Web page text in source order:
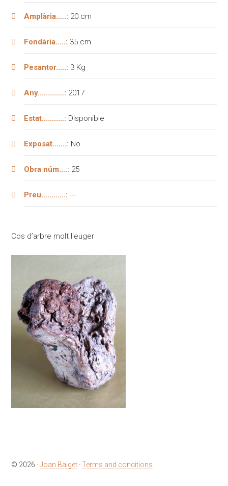
Amplària.....: 20 cm
Fondària.....: 35 cm
Pesantor.....: 3 Kg
Any.............: 2017
Estat...........: Disponible
Exposat.......: No
Obra núm....: 25
Preu............: ---
Cos d’arbre molt lleuger
© 2026 ·Joan Baiget ·Terms and conditions